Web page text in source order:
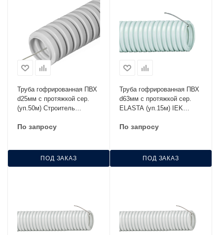
Труба гофрированная ПВХ
d25мм с протяжкой сер.
(уп.50м) Строитель
По запросу
ПОД ЗАКАЗ
Труба гофрированная ПВХ
d63мм с протяжкой сер.
ELASTA (уп.15м) IEK
По запросу
ПОД ЗАКАЗ